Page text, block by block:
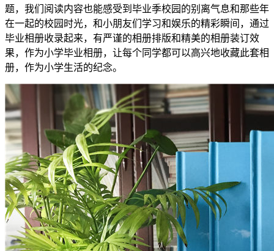
题，我们阅读内容也能感受到毕业季校园的别离气息和那些年
在一起的校园时光，和小朋友们学习和娱乐的精彩瞬间，通过
毕业相册收录起来，有严谨的相册排版和精美的相册装订效
果，作为小学毕业相册，让每个同学都可以高兴地收藏此套相
册，作为小学生活的纪念。